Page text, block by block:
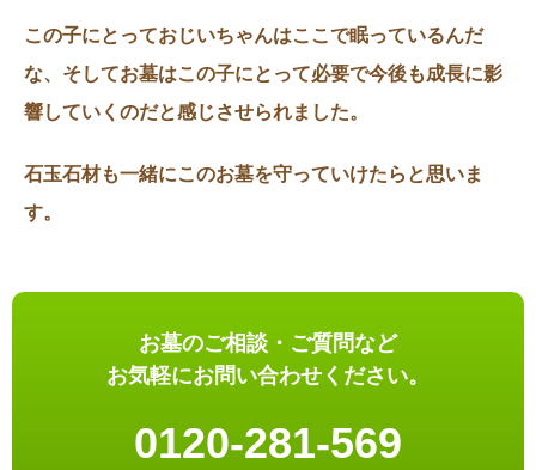
この子にとっておじいちゃんはここで眠っているんだ
な、そしてお墓はこの子にとって必要で今後も成長に影
響していくのだと感じさせられました。
石玉石材も一緒にこのお墓を守っていけたらと思いま
す。
お墓のご相談・ご質問など
お気軽にお問い合わせください。
0120-281-569